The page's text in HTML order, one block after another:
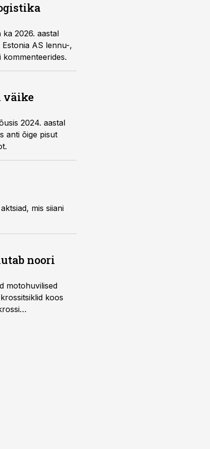
2026. aastal
AS lennu-,
väike
2024. aastal
anti õige pisut
mis siiani
noori
motohuvilised
koos